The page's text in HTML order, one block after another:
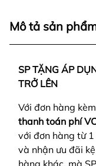
Mô tả sản
SP TẶNG ÁP
TRỞ LÊN
Với đơn hàng
thanh toán phí
với đơn hàng từ
và nhận ưu đãi
hàng khác, mà